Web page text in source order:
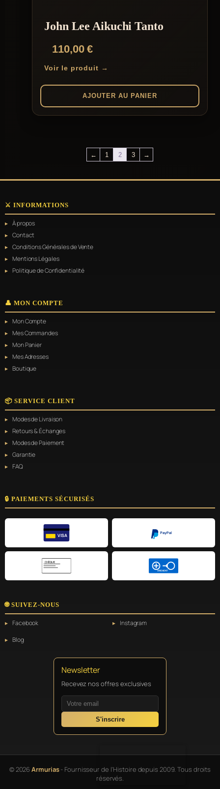
John Lee Aikuchi Tanto
110,00€
Voir le produit →
AJOUTER AU PANIER
← 1 2 3 →
⚔️ INFORMATIONS
À propos
Contact
Conditions Générales de Vente
Mentions Légales
Politique de Confidentialité
👤 MON COMPTE
Mon Compte
Mes Commandes
Mon Panier
Mes Adresses
Boutique
📦 SERVICE CLIENT
Modes de Livraison
Retours & Échanges
Modes de Paiement
Garantie
FAQ
🔒 PAIEMENTS SÉCURISÉS
VISA
PayPal
CHÈQUE
VIREMENT
🌐 SUIVEZ-NOUS
Facebook
Instagram
Blog
Newsletter
Recevez nos offres exclusives
S'inscrire
© 2026Armurias- Fournisseur de l'Histoire depuis 2009. Tous droits
réservés.